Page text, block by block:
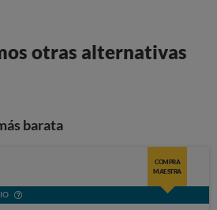
otras alternativas
barata
COMPRA
MAESTRA